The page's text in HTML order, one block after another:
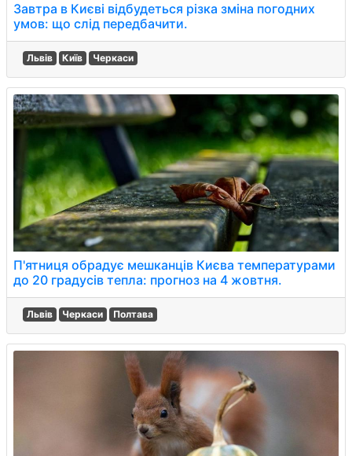
Завтра в Києві відбудеться різка зміна погодних
умов: що слід передбачити.
Львів Київ Черкаси
П'ятниця обрадує мешканців Києва температурами
до 20 градусів тепла: прогноз на 4 жовтня.
Львів Черкаси Полтава